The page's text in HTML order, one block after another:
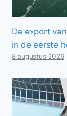
De export
in de eerste
8 augustus 2026